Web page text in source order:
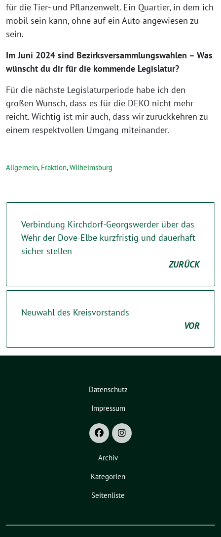
für die Tier- und Pflanzenwelt. Ein Quartier, in dem ich
mobil sein kann, ohne auf ein Auto angewiesen zu
sein.
Im Juni 2024 sind Bezirksversammlungswahlen – Was
wünscht du dir für die kommende Legislatur?
Für die nächste Legislaturperiode habe ich den
großen Wunsch, dass es für die DEKO nicht mehr
reicht. Wichtig ist mir auch, dass wir zurückkehren zu
einem respektvollen Umgang miteinander.
Allgemein, Fraktion,Wilhelmsburg
Verbindung Kirchdorf-Georgswerder über das
Wehr der Dove-Elbe kurzfristig und dauerhaft
sicher stellen
ZURÜCK
Neuwahl des Kreisvorstands
VOR
Datenschutz
Impressum
Archiv
Kategorien
Seitenliste